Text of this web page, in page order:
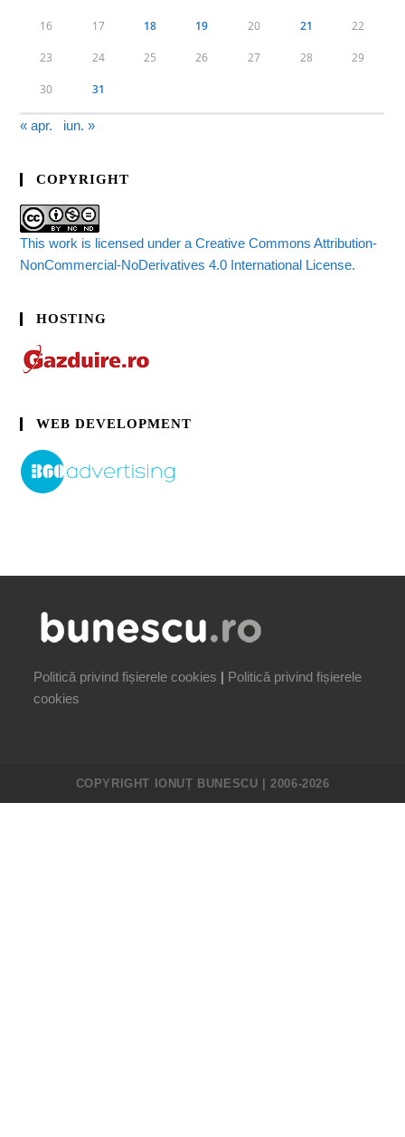
16 17 18 19 20 21 22
23 24 25 26 27 28 29
30 31
« apr. iun. »
COPYRIGHT
This work is licensed under a Creative Commons Attribution-
NonCommercial-NoDerivatives 4.0 International License.
HOSTING
WEB DEVELOPMENT
Politică privind fișierele cookies | Politică privind fișierele
cookies
COPYRIGHT IONUȚ BUNESCU | 2006-2026